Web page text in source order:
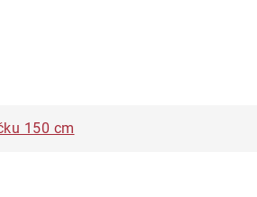
150 cm